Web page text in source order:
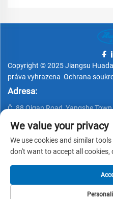
Copyright © 2025 Jiangsu
práva vyhrazena Ochrana
Adresa:
Č. 88 Qigan Road, Yangshe
Telefon:
+86 15162337620
E-mail:
[email protected]
We value your privacy
We use cookies and similar
don't want to accept all cookies,